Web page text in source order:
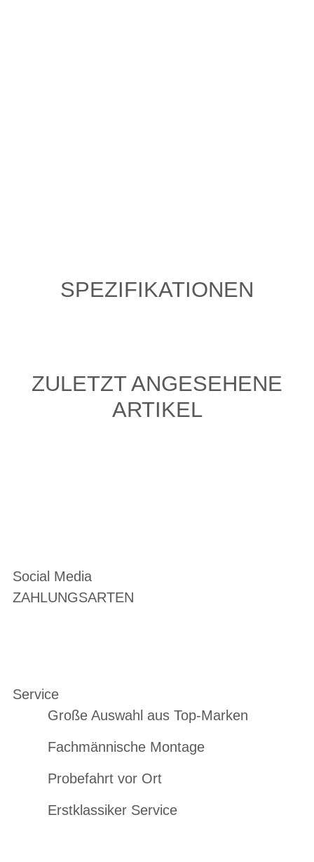
SPEZIFIKATIONEN
ZULETZT ANGESEHENE
ARTIKEL
Social Media
ZAHLUNGSARTEN
Service
Große Auswahl aus Top-Marken
Fachmännische Montage
Probefahrt vor Ort
Erstklassiker Service